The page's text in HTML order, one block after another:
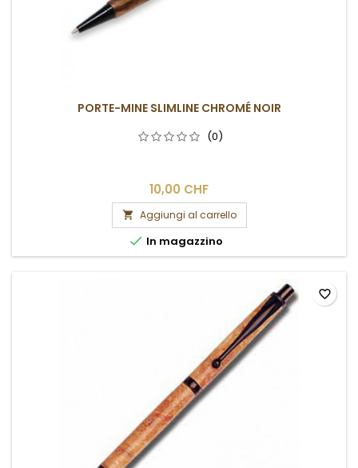
PORTE-MINE SLIMLINE CHROMÉ NOIR
(0)
10,00 CHF
 Aggiungi al carrello
 In magazzino
favorite_border